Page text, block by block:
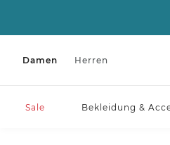
Damen Herren
Sale Bekleidung &